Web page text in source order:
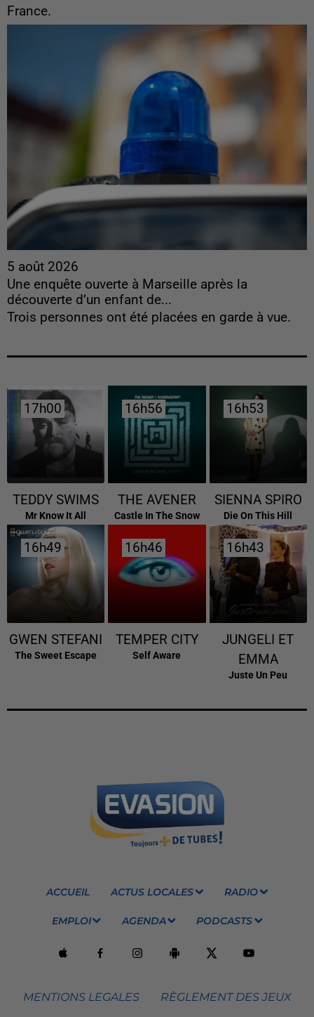
France.
5 août 2026
Une enquête ouverte à Marseille après la
découverte d’un enfant de...
Trois personnes ont été placées en garde à vue.
17h00
17h00
TEDDY SWIMS
Mr Know It All
16h56
16h56
THE AVENER
Castle In The Snow
16h53
16h53
SIENNA SPIRO
Die On This Hill
16h49
16h49
GWEN STEFANI
The Sweet Escape
16h46
16h46
TEMPER CITY
Self Aware
16h43
16h43
JUNGELI ET
EMMA
Juste Un Peu
ACCUEIL ACTUS LOCALES RADIO
EMPLOI AGENDA PODCASTS
MENTIONS LEGALES RÈGLEMENT DES JEUX